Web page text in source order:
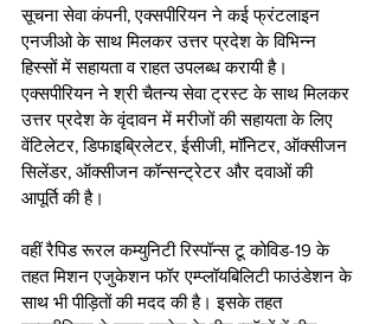
सूचना सेवा कंपनी, एक्सपीरियन ने कई फ्रंटलाइन
एनजीओ के साथ मिलकर उत्तर प्रदेश के विभिन्न
हिस्सों में सहायता व राहत उपलब्ध करायी है।
एक्सपीरियन ने श्री चैतन्य सेवा ट्रस्ट के साथ मिलकर
उत्तर प्रदेश के वृंदावन में मरीजों की सहायता के लिए
वेंटिलेटर, डिफाइब्रिलेटर, ईसीजी, मॉनिटर, ऑक्सीजन
सिलेंडर, ऑक्सीजन कॉन्सन्ट्रेटर और दवाओं की
आपूर्ति की है।
वहीं रैपिड रूरल कम्युनिटी रिस्पॉन्स टू कोविड-19 के
तहत मिशन एजुकेशन फॉर एम्प्लॉयबिलिटी फाउंडेशन के
साथ भी पीड़ितों की मदद की है। इसके तहत